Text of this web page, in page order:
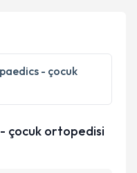
ilişkinAydınlatma
verilerimin belirtilen
ediyorum.
- çocuk
çocuk ortopedisi